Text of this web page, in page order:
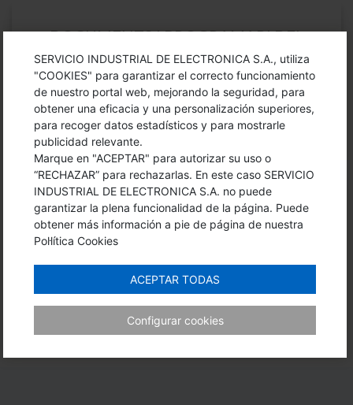
DOCUMENTS I PROGRAMARI DEL
PRODUCTE
Especificaciones ACS310
ENLLAÇOS A PÀGINES WEB
EXTERNES
Videotutorials Configuració ACS310
SERVICIO INDUSTRIAL DE ELECTRONICA S.A., utiliza
"COOKIES" para garantizar el correcto funcionamiento
de nuestro portal web, mejorando la seguridad, para
obtener una eficacia y una personalización superiores,
para recoger datos estadísticos y para mostrarle
publicidad relevante.
Marque en "ACEPTAR" para autorizar su uso o
“RECHAZAR” para rechazarlas. En este caso SERVICIO
INDUSTRIAL DE ELECTRONICA S.A. no puede
garantizar la plena funcionalidad de la página. Puede
obtener más información a pie de página de nuestra
Pol·lítica Cookies
ACEPTAR TODAS
Configurar cookies